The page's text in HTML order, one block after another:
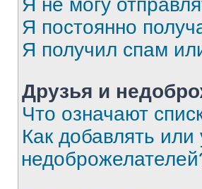
Я не могу
Я постоянно
Я получил спам
Друзья и
Что означают
Как добавлять или